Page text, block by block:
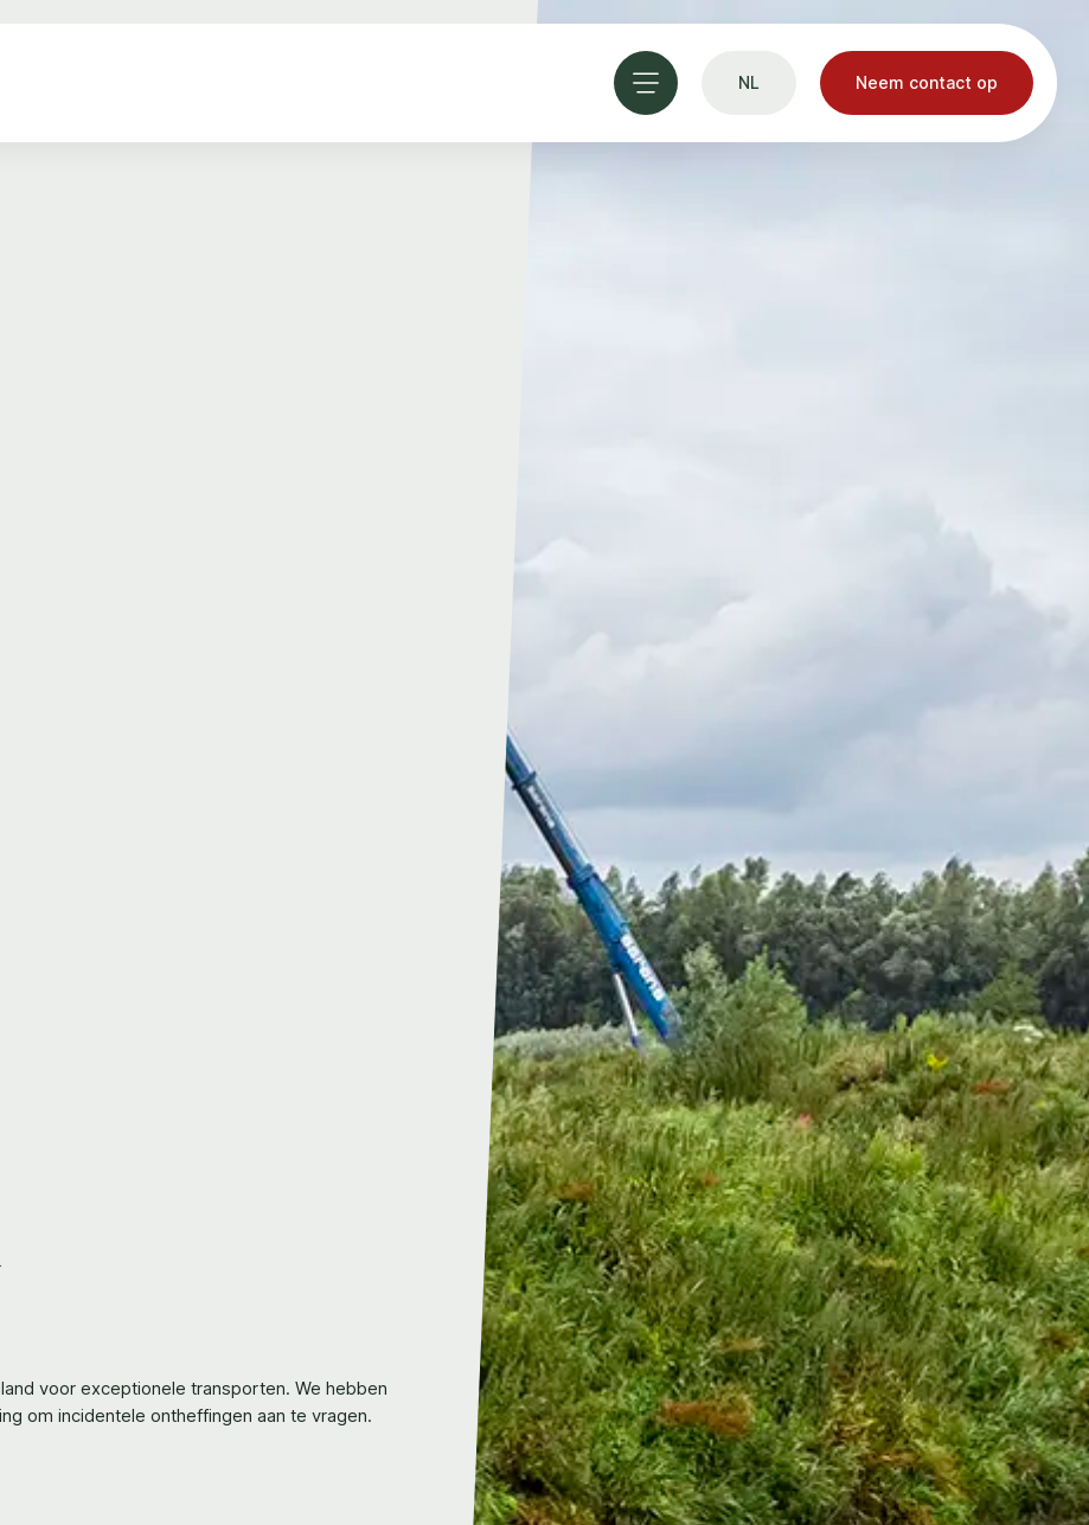
NL Neem contact op
voor exceptionele transporten. We hebben
om incidentele ontheffingen aan te vragen.